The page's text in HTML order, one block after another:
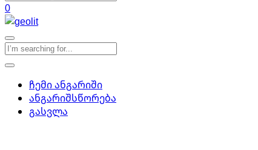
0
ჩემი ანგარიში
ანგარიშსწორება
გასვლა